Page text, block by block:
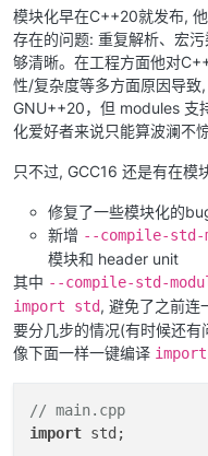
模块化早在C++20就发布,
存在的问题: 重复解析、宏
够清晰。在工程方面他对
性/复杂度等多方面原因导
GNU++20，但 modules 支
化爱好者来说只能算波澜不
只不过, GCC16 还是有在模
修复了一些模块化的
新增 --compile-std-
模块和 header unit
其中 --compile-std-
import std, 避免了之前
要分几步的情况(有时候还
像下面一样一键编译
// main.cpp
import std;